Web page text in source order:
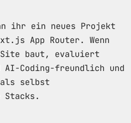
ihr ein neues Projekt
App Router. Wenn
baut, evaluiert
Coding-freundlich und
als selbst
Stacks.